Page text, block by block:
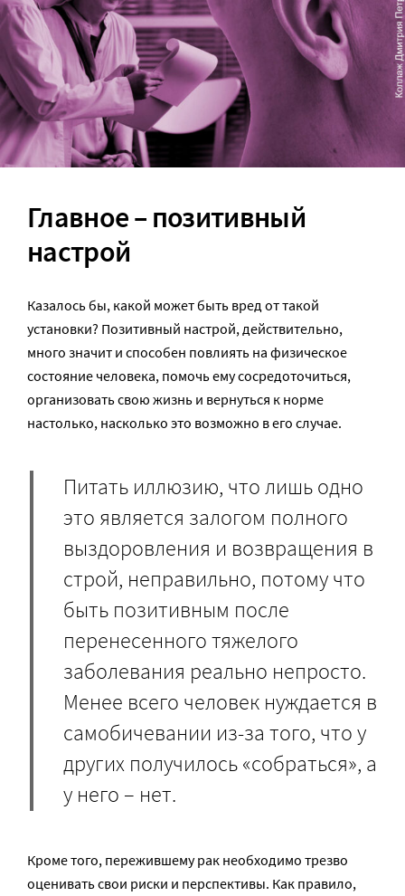
Главное – позитивный
настрой
Казалось бы, какой может быть вред от такой
установки? Позитивный настрой, действительно,
много значит и способен повлиять на физическое
состояние человека, помочь ему сосредоточиться,
организовать свою жизнь и вернуться к норме
настолько, насколько это возможно в его случае.
Питать иллюзию, что лишь одно
это является залогом полного
выздоровления и возвращения в
строй, неправильно, потому что
быть позитивным после
перенесенного тяжелого
заболевания реально непросто.
Менее всего человек нуждается в
самобичевании из-за того, что у
других получилось «собраться», а
у него – нет.
Кроме того, пережившему рак необходимо трезво
оценивать свои риски и перспективы. Как правило,